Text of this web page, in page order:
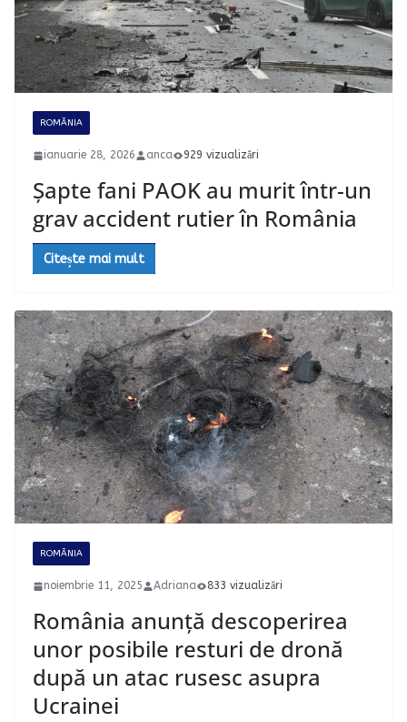
ROMÂNIA
ianuarie 28, 2026 anca 929 vizualizări
Șapte fani PAOK au murit într-un
grav accident rutier în România
Citește mai mult
ROMÂNIA
noiembrie 11, 2025 Adriana 833 vizualizări
România anunță descoperirea
unor posibile resturi de dronă
după un atac rusesc asupra
Ucrainei